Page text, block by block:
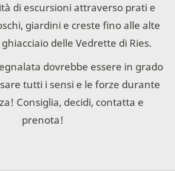
di escursioni attraverso prati e
giardini e creste fino alle alte
delle Vedrette di Ries.
dovrebbe essere in grado
tutti i sensi e le forze durante
Consiglia, decidi, contatta e
prenota!